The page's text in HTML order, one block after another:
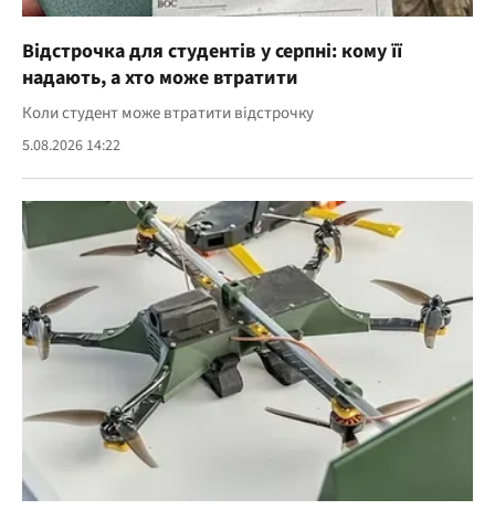
Відстрочка для студентів у серпні: кому її
надають, а хто може втратити
Коли студент може втратити відстрочку
5.08.2026 14:22